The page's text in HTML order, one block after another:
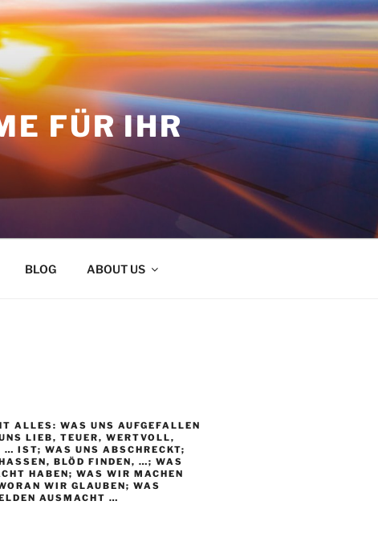
FÜR IHR
BLOG ABOUT US
ALLES: WAS UNS AUFGEFALLEN
LIEB, TEUER, WERTVOLL,
… IST; WAS UNS ABSCHRECKT;
BLÖD FINDEN, …; WAS
HABEN; WAS WIR MACHEN
WIR GLAUBEN; WAS
AUSMACHT …